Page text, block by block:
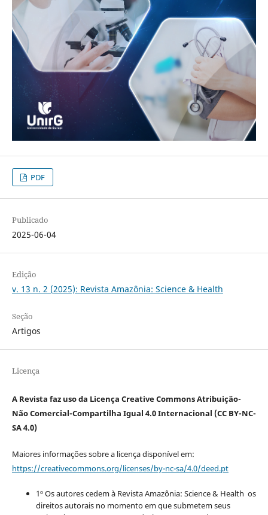
PDF
Publicado
2025-06-04
Edição
v. 13 n. 2 (2025): Revista Amazônia: Science & Health
Seção
Artigos
Licença
A Revista faz uso da Licença Creative Commons Atribuição-
Não Comercial-Compartilha Igual 4.0 Internacional (CC BY-NC-
SA 4.0)
Maiores informações sobre a licença disponível em:
https://creativecommons.org/licenses/by-nc-sa/4.0/deed.pt
1º Os autores cedem à Revista Amazônia: Science & Health os
direitos autorais no momento em que submetem seus